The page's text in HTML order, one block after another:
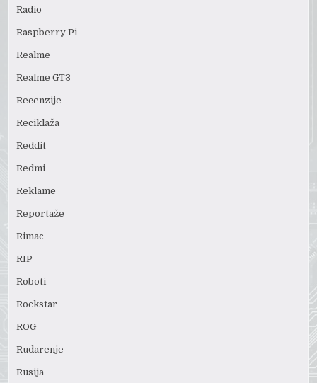
Radio
Raspberry Pi
Realme
Realme GT3
Recenzije
Reciklaža
Reddit
Redmi
Reklame
Reportaže
Rimac
RIP
Roboti
Rockstar
ROG
Rudarenje
Rusija